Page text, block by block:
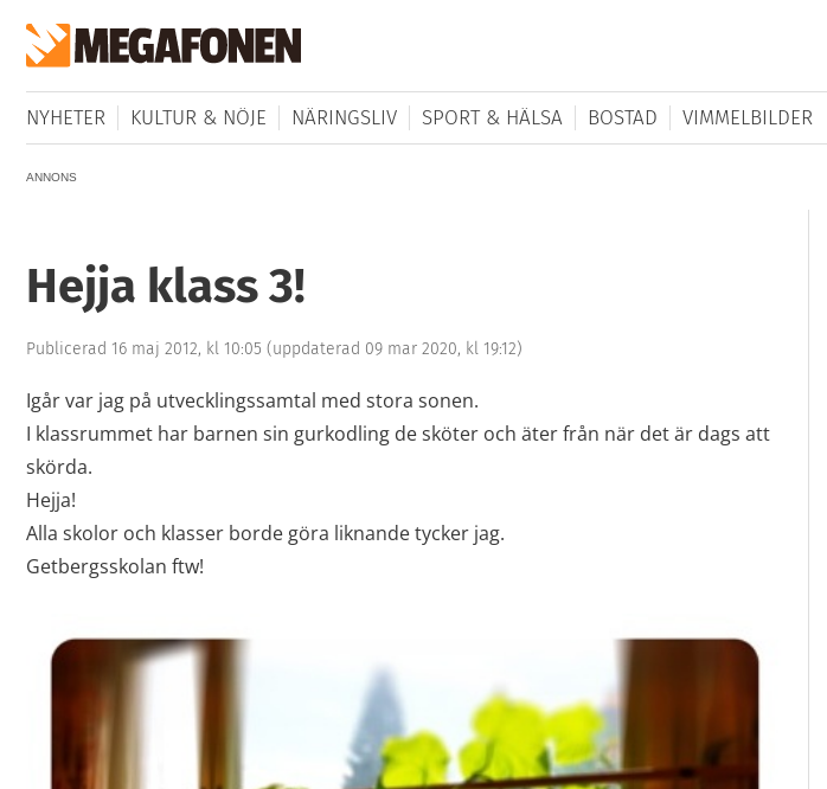
NYHETER KULTUR & NÖJE NÄRINGSLIV SPORT & HÄLSA BOSTAD VIMMELBILDER
ANNONS
Hejja klass 3!
Publicerad 16 maj 2012, kl 10:05 (uppdaterad 09 mar 2020, kl 19:12)
Igår var jag på utvecklingssamtal med stora sonen.
I klassrummet har barnen sin gurkodling de sköter och äter från när det är dags att
skörda.
Hejja!
Alla skolor och klasser borde göra liknande tycker jag.
Getbergsskolan ftw!